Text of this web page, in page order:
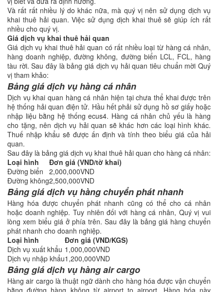
Và rất rất nhiều lý do khác nữa, mà quý vị nên sử dụng dịch vụ
khai thuê hải quan. Việc sử dụng dịch khai thuê sẽ giúp ích rất
nhiều cho quý vị.
Giá dịch vụ khai thuê hải quan
Giá dịch vụ khai thuê hải quan có rất nhiều loại từ hàng cá nhân,
hàng doanh nghiệp, đường không, đường biển LCL, FCL, hàng
tàu rời. Sau đây là bảng giá dịch vụ hải quan tiêu chuẩn mời Quý
vị tham khảo:
Bảng giá dịch vụ hàng cá nhân
Dịch vụ khai quan hàng cá nhân hiện tại chưa thể khai được trên
hệ thống hải quan điện tử. Hầu hết phải sử dụng hồ sơ giấy hoặc
nhập liệu bằng hệ thống ecus4. Hàng cá nhân chủ yếu là hàng
cho tặng, nên dịch vụ hải quan sẽ khác hơn các loại hình khác.
Thuế nhập khẩu sẽ được ấn định và tính theo biểu giá của hải
quan.
Sau đây là bảng giá dịch vụ khai thuê hải quan cho hàng cá nhân:
Loại hình
Đơn giá (VND/tờ khai)
Đường biển
2,000,000VND
Đường không2,500,000VND
Bảng giá dịch vụ hàng chuyển phát nhanh
Hàng hóa được chuyển phát nhanh cũng có thể cho cá nhân
hoặc doanh nghiệp. Tuy nhiên đối với hàng cá nhân, Quý vị vui
lòng xem biểu giá ở phía trên. Sau đây là bảng giá hàng chuyển
phát nhanh cho doanh nghiệp.
Loại hình
Đơn giá (VND/KGS)
Dịch vụ xuất khẩu 1,000,000VND
Dịch vụ nhập khẩu1,200,000VND
Bảng giá dịch vụ hàng air cargo
Hàng air cargo là thuật ngữ dành cho hàng hóa được vận chuyển
bằng đường hàng không từ airport to airport. Hàng hóa này